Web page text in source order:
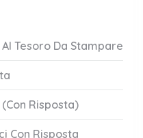
Tesoro Da Stampare
Risposta)
Con Risposta